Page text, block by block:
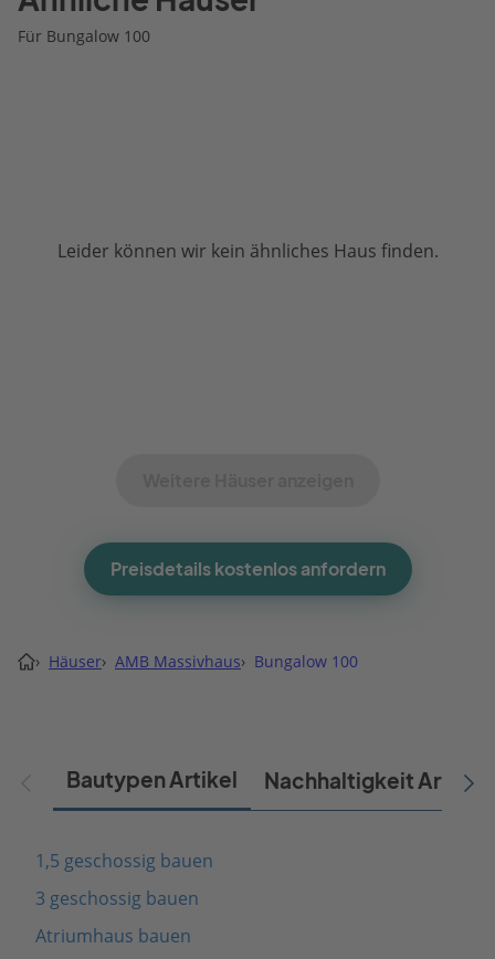
Für Bungalow 100
Leider können wir kein ähnliches Haus finden.
Preisdetails kostenlos anfordern
› Häuser› AMB Massivhaus› Bungalow 100
Bautypen Artikel Nachhaltigkeit Artikel
1,5 geschossig bauen
3 geschossig bauen
Atriumhaus bauen